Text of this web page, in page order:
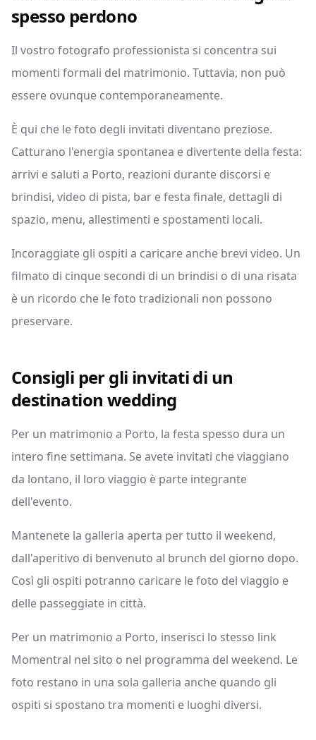
spesso perdono
Il vostro fotografo professionista si concentra sui
momenti formali del matrimonio. Tuttavia, non può
essere ovunque contemporaneamente.
È qui che le foto degli invitati diventano preziose.
Catturano l'energia spontanea e divertente della festa:
arrivi e saluti a Porto, reazioni durante discorsi e
brindisi, video di pista, bar e festa finale, dettagli di
spazio, menu, allestimenti e spostamenti locali.
Incoraggiate gli ospiti a caricare anche brevi video. Un
filmato di cinque secondi di un brindisi o di una risata
è un ricordo che le foto tradizionali non possono
preservare.
Consigli per gli invitati di un
destination wedding
Per un matrimonio a Porto, la festa spesso dura un
intero fine settimana. Se avete invitati che viaggiano
da lontano, il loro viaggio è parte integrante
dell'evento.
Mantenete la galleria aperta per tutto il weekend,
dall'aperitivo di benvenuto al brunch del giorno dopo.
Così gli ospiti potranno caricare le foto del viaggio e
delle passeggiate in città.
Per un matrimonio a Porto, inserisci lo stesso link
Momentral nel sito o nel programma del weekend. Le
foto restano in una sola galleria anche quando gli
ospiti si spostano tra momenti e luoghi diversi.